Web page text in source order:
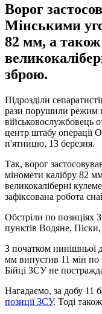
Ворог
Мінськими
82 мм, а
зброю.
Підрозділи
рази порушили режим
військовослужбовець
центр штабу операції
п'ятницю, 13 березня.
Так, ворог
міномети калібру 82
великокаліберні
зафіксована робота
Обстріли по позиціях
пунктів Водяне,
З початком нинішньої
мм випустив 11 мін по
Бійці ЗСУ не
Нагадаємо, за добу 11
позиції ЗСУ. Тоді